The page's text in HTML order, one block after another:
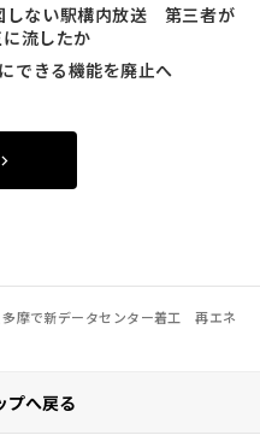
しない駅構内放送 第三者が
流したか
できる機能を廃止へ
多摩で新データセンター着工 再エネ
プへ戻る